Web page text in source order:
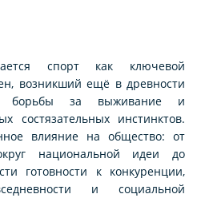
спорт как ключевой
возникший ещё в древности
борьбы за выживание и
состязательных инстинктов.
влияние на общество: от
национальной идеи до
готовности к конкуренции,
и социальной